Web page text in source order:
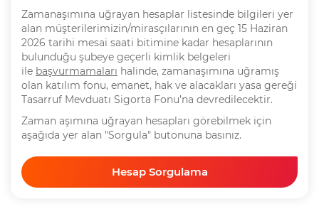
Zamanaşımına uğrayan hesaplar listesinde bilgileri yer
alan müşterilerimizin/mirasçılarının en geç 15 Haziran
2026 tarihi mesai saati bitimine kadar hesaplarının
bulunduğu şubeye geçerli kimlik belgeleri
ile başvurmamaları halinde, zamanaşımına uğramış
olan katılım fonu, emanet, hak ve alacakları yasa gereği
Tasarruf Mevduatı Sigorta Fonu’na devredilecektir.
Zaman aşımına uğrayan hesapları görebilmek için
aşağıda yer alan "Sorgula" butonuna basınız.
Hesap Sorgulama